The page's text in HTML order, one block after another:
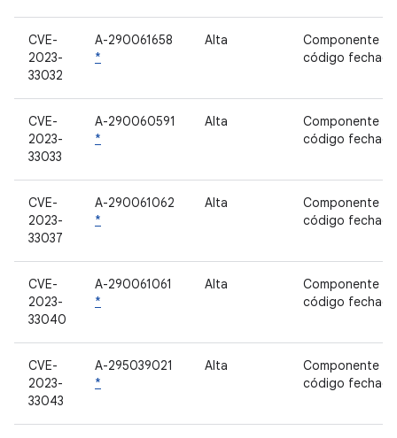
CVE-
2023-
33032
A-290061658
*
Alta
Componente de
código fechado
CVE-
2023-
33033
A-290060591
*
Alta
Componente de
código fechado
CVE-
2023-
33037
A-290061062
*
Alta
Componente de
código fechado
CVE-
2023-
33040
A-290061061
*
Alta
Componente de
código fechado
CVE-
2023-
33043
A-295039021
*
Alta
Componente de
código fechado